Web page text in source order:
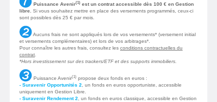
Puissance Avenir(1) est un contrat accessible dès 100 € en Gestion
libre.
Si vous souhaitez mettre en place des versements programmés, ceux-ci
sont possibles dès 25 € par mois.
Aucuns frais ne sont appliqués lors de vos versements* (versement initial
et versements complémentaires) et lors de vos arbitrages*.
Pour connaître les autres frais, consultez les conditions contractuelles du
contrat
*Hors investissement sur des trackers/ETF et des supports immobiliers.
Puissance Avenir(1) propose deux fonds en euros :
- Suravenir Opportunités 2 , un fonds en euros opportuniste, accessible
uniquement en Gestion Libre.
- Suravenir Rendement 2 , un fonds en euros classique, accessible en Gestion